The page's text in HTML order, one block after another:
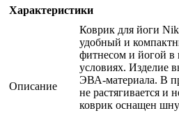
Характеристики
Описание
Коврик для йоги
удобный и
фитнесом и йогой
условиях. Изделие
ЭВА-материала. В
не растягивается и
коврик оснащен